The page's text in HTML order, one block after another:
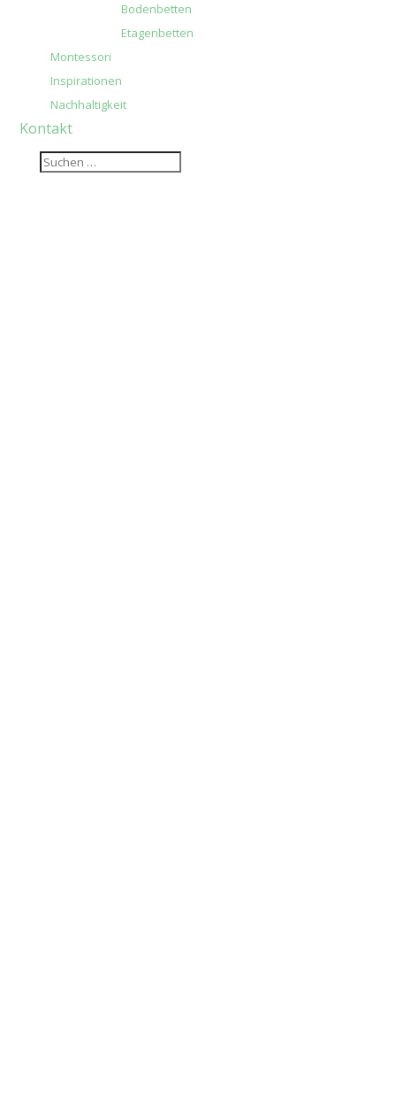
Bodenbetten
Etagenbetten
Montessori
Inspirationen
Nachhaltigkeit
Kontakt